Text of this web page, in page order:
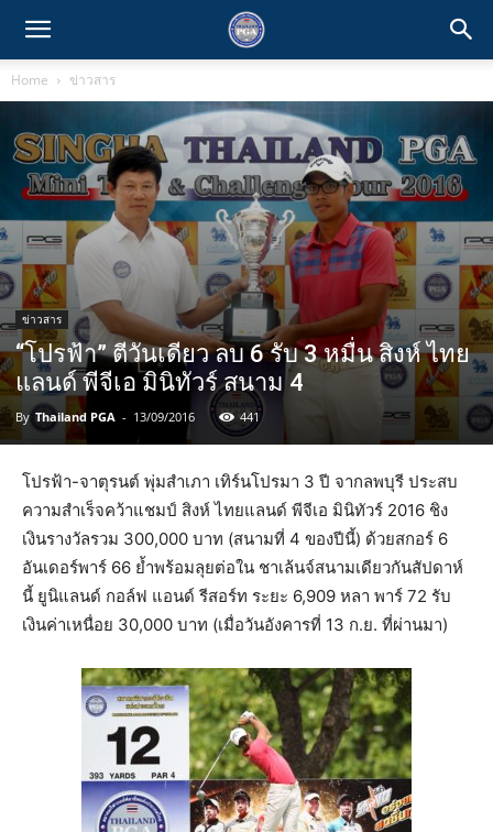
Home ข่าวสาร
ข่าวสาร
“โปรฟ้า” ตีวันเดียว ลบ 6 รับ 3 หมื่น สิงห์ ไทย
แลนด์ พีจีเอ มินิทัวร์ สนาม 4
By Thailand PGA - 13/09/2016 441
โปรฟ้า-จาตุรนต์ พุ่มสำเภา เทิร์นโปรมา 3 ปี จากลพบุรี ประสบ
ความสำเร็จคว้าแชมป์ สิงห์ ไทยแลนด์ พีจีเอ มินิทัวร์ 2016 ชิง
เงินรางวัลรวม 300,000 บาท (สนามที่ 4 ของปีนี้) ด้วยสกอร์ 6
อันเดอร์พาร์ 66 ย้ำพร้อมลุยต่อใน ชาเล้นจ์สนามเดียวกันสัปดาห์
นี้ ยูนิแลนด์ กอล์ฟ แอนด์ รีสอร์ท ระยะ 6,909 หลา พาร์ 72 รับ
เงินค่าเหนื่อย 30,000 บาท (เมื่อวันอังคารที่ 13 ก.ย. ที่ผ่านมา)